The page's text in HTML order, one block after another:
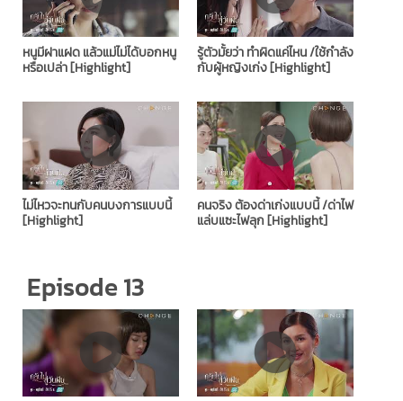
หนูมีฝาแฝด แล้วแม่ไม่ได้บอกหนู
หรือเปล่า [Highlight]
รู้ตัวมั้ยว่า ทำผิดแค่ไหน /ใช้กำลัง
กับผู้หญิงเก่ง [Highlight]
ไม่ไหวจะทนกับคนบงการแบบนี้
[Highlight]
คนจริง ต้องด่าเก่งแบบนี้ /ด่าไฟ
แล่บแซะไฟลุก [Highlight]
Episode 13